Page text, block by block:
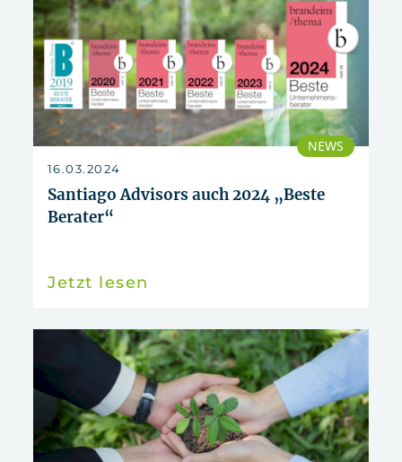
NEWS
16.03.2024
Santiago Advisors auch 2024 „Beste
Berater“
Jetzt lesen